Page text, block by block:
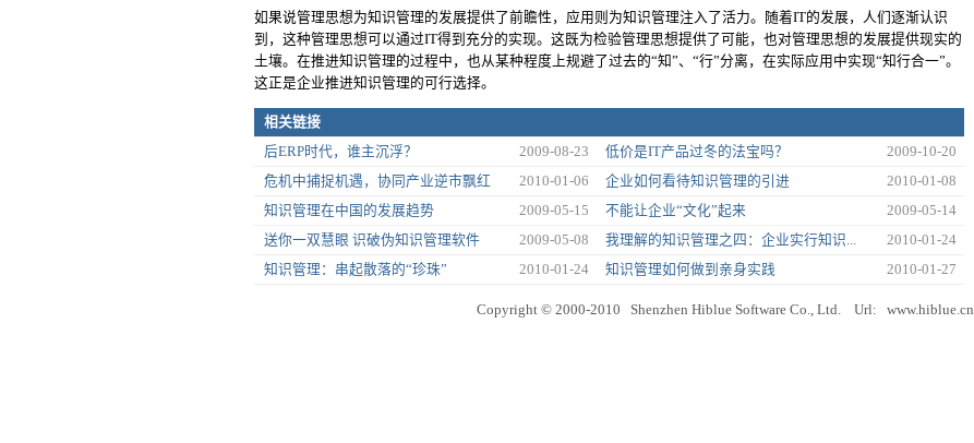
如果说管理思想为知识管理的发展提供了前瞻性，应用则为知识管理注入了活力。随着IT的发展，人们逐渐认识
到，这种管理思想可以通过IT得到充分的实现。这既为检验管理思想提供了可能，也对管理思想的发展提供现实的
土壤。在推进知识管理的过程中，也从某种程度上规避了过去的“知”、“行”分离，在实际应用中实现“知行合一”。
这正是企业推进知识管理的可行选择。
相关链接
后ERP时代，谁主沉浮？
2009-08-23 低价是IT产品过冬的法宝吗？
2009-10-20
危机中捕捉机遇，协同产业逆市飘红
2010-01-06 企业如何看待知识管理的引进
2010-01-08
知识管理在中国的发展趋势
2009-05-15 不能让企业“文化”起来
2009-05-14
送你一双慧眼 识破伪知识管理软件
2009-05-08 我理解的知识管理之四：企业实行知识...
2010-01-24
知识管理：串起散落的“珍珠”
2010-01-24 知识管理如何做到亲身实践 2010-01-27
Copyright © 2000-2010 Shenzhen Hiblue Software Co., Ltd. Url: www.hiblue.cn